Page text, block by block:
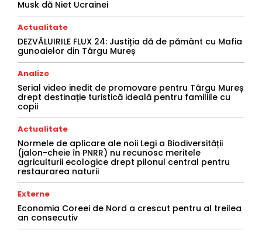
Musk dă Niet Ucrainei
Actualitate
DEZVĂLUIRILE FLUX 24: Justiția dă de pământ cu Mafia
gunoaielor din Târgu Mureș
Analize
Serial video inedit de promovare pentru Târgu Mureș
drept destinație turistică ideală pentru familiile cu
copii
Actualitate
Normele de aplicare ale noii Legi a Biodiversității
(jalon-cheie în PNRR) nu recunosc meritele
agriculturii ecologice drept pilonul central pentru
restaurarea naturii
Externe
Economia Coreei de Nord a crescut pentru al treilea
an consecutiv